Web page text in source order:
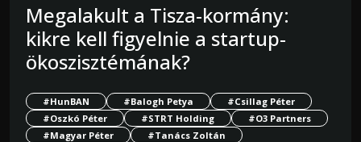
Megalakult a Tisza-kormány:
kikre kell figyelnie a startup-
ökoszisztémának?
#HunBAN #Balogh Petya
#Csillag Péter
#Oszkó Péter
#STRT Holding
#O3 Partners
#Magyar Péter
#Tanács Zoltán